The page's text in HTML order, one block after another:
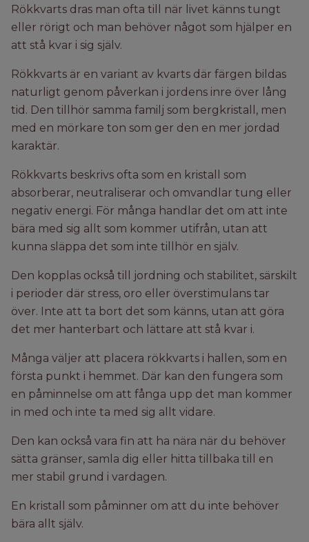
Rökkvarts dras man ofta till när livet känns tungt
eller rörigt och man behöver något som hjälper en
att stå kvar i sig själv.
Rökkvarts är en variant av kvarts där färgen bildas
naturligt genom påverkan i jordens inre över lång
tid. Den tillhör samma familj som bergkristall, men
med en mörkare ton som ger den en mer jordad
karaktär.
Rökkvarts beskrivs ofta som en kristall som
absorberar, neutraliserar och omvandlar tung eller
negativ energi. För många handlar det om att inte
bära med sig allt som kommer utifrån, utan att
kunna släppa det som inte tillhör en själv.
Den kopplas också till jordning och stabilitet, särskilt
i perioder där stress, oro eller överstimulans tar
över. Inte att ta bort det som känns, utan att göra
det mer hanterbart och lättare att stå kvar i.
Många väljer att placera rökkvarts i hallen, som en
första punkt i hemmet. Där kan den fungera som
en påminnelse om att fånga upp det man kommer
in med och inte ta med sig allt vidare.
Den kan också vara fin att ha nära när du behöver
sätta gränser, samla dig eller hitta tillbaka till en
mer stabil grund i vardagen.
En kristall som påminner om att du inte behöver
bära allt själv.